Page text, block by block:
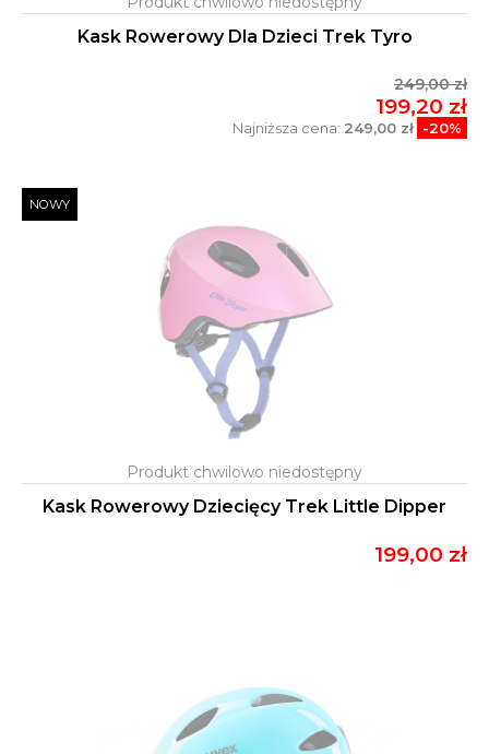
Kask Rowerowy Dla Dzieci Trek Tyro
249,00 zł
199,20 zł
Najniższa cena: 249,00 zł -20%
Kask Rowerowy Dziecięcy Trek Little Dipper
199,00 zł
NOWY